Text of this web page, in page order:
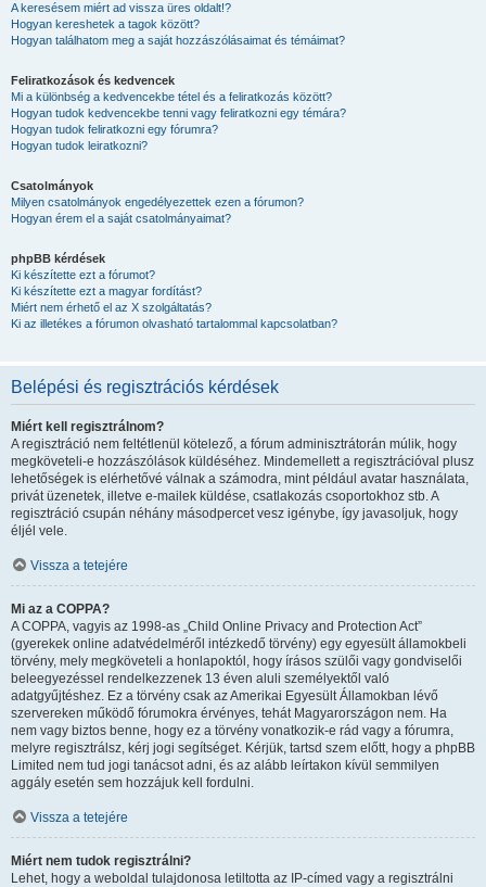
A keresésem miért ad vissza üres oldalt!?
Hogyan kereshetek a tagok között?
Hogyan találhatom meg a saját hozzászólásaimat és témáimat?
Feliratkozások és kedvencek
Mi a különbség a kedvencekbe tétel és a feliratkozás között?
Hogyan tudok kedvencekbe tenni vagy feliratkozni egy témára?
Hogyan tudok feliratkozni egy fórumra?
Hogyan tudok leiratkozni?
Csatolmányok
Milyen csatolmányok engedélyezettek ezen a fórumon?
Hogyan érem el a saját csatolmányaimat?
phpBB kérdések
Ki készítette ezt a fórumot?
Ki készítette ezt a magyar fordítást?
Miért nem érhető el az X szolgáltatás?
Ki az illetékes a fórumon olvasható tartalommal kapcsolatban?
Belépési és regisztrációs kérdések
Miért kell regisztrálnom?
A regisztráció nem feltétlenül kötelező, a fórum adminisztrátorán múlik, hogy
megköveteli-e hozzászólások küldéséhez. Mindemellett a regisztrációval plusz
lehetőségek is elérhetővé válnak a számodra, mint például avatar használata,
privát üzenetek, illetve e-mailek küldése, csatlakozás csoportokhoz stb. A
regisztráció csupán néhány másodpercet vesz igénybe, így javasoljuk, hogy
éljél vele.
Vissza a tetejére
Mi az a COPPA?
A COPPA, vagyis az 1998-as „Child Online Privacy and Protection Act”
(gyerekek online adatvédelméről intézkedő törvény) egy egyesült államokbeli
törvény, mely megköveteli a honlapoktól, hogy írásos szülői vagy gondviselői
beleegyezéssel rendelkezzenek 13 éven aluli személyektől való
adatgyűjtéshez. Ez a törvény csak az Amerikai Egyesült Államokban lévő
szervereken működő fórumokra érvényes, tehát Magyarországon nem. Ha
nem vagy biztos benne, hogy ez a törvény vonatkozik-e rád vagy a fórumra,
melyre regisztrálsz, kérj jogi segítséget. Kérjük, tartsd szem előtt, hogy a phpBB
Limited nem tud jogi tanácsot adni, és az alább leírtakon kívül semmilyen
aggály esetén sem hozzájuk kell fordulni.
Vissza a tetejére
Miért nem tudok regisztrálni?
Lehet, hogy a weboldal tulajdonosa letiltotta az IP-címed vagy a regisztrálni